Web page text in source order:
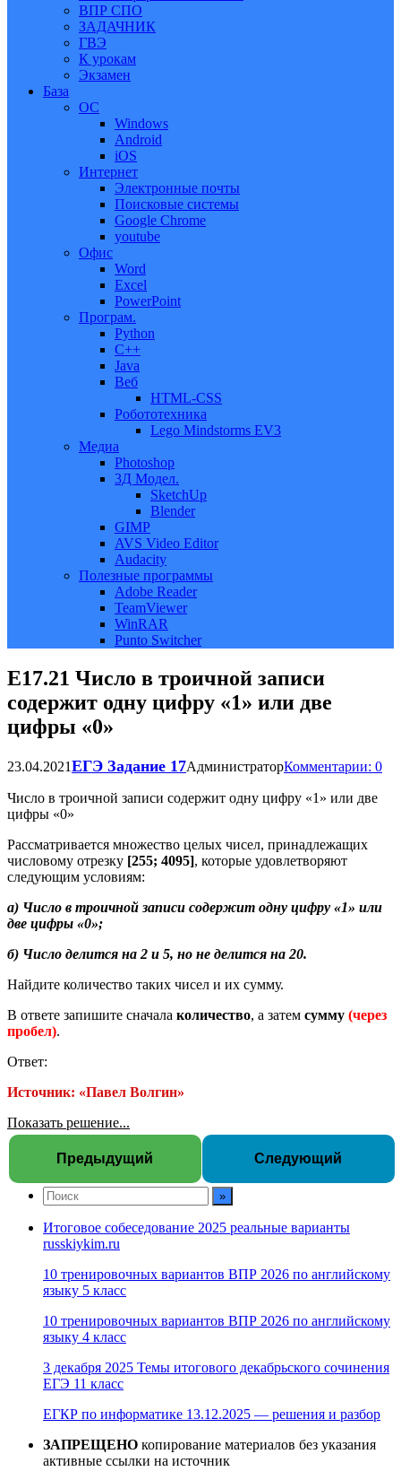
ВПР СПО
ЗАДАЧНИК
ГВЭ
К урокам
Экзамен
База
ОС
Windows
Android
iOS
Интернет
Электронные почты
Поисковые системы
Google Chrome
youtube
Офис
Word
Excel
PowerPoint
Програм.
Python
C++
Java
Веб
HTML-CSS
Робототехника
Lego Mindstorms EV3
Медиа
Photoshop
3Д Модел.
SketchUp
Blender
GIMP
AVS Video Editor
Audacity
Полезные программы
Adobe Reader
TeamViewer
WinRAR
Punto Switcher
Е17.21 Число в троичной записи
содержит одну цифру «1» или две
цифры «0»
23.04.2021ЕГЭ Задание 17АдминистраторКомментарии: 0
Число в троичной записи содержит одну цифру «1» или две
цифры «0»
Рассматривается множество целых чисел, принадлежащих
числовому отрезку [255; 4095], которые удовлетворяют
следующим условиям:
а) Число в троичной записи содержит одну цифру «1» или
две цифры «0»;
б) Число делится на 2 и 5, но не делится на 20.
Найдите количество таких чисел и их сумму.
В ответе запишите сначала количество, а затем сумму (через
пробел).
Ответ:
Источник: «Павел Волгин»
Показать решение...
Предыдущий Следующий
Итоговое собеседование 2025 реальные варианты
russkiykim.ru
10 тренировочных вариантов ВПР 2026 по английскому
языку 5 класс
10 тренировочных вариантов ВПР 2026 по английскому
языку 4 класс
3 декабря 2025 Темы итогового декабрьского сочинения
ЕГЭ 11 класс
ЕГКР по информатике 13.12.2025 — решения и разбор
ЗАПРЕЩЕНО копирование материалов без указания
активные ссылки на источник